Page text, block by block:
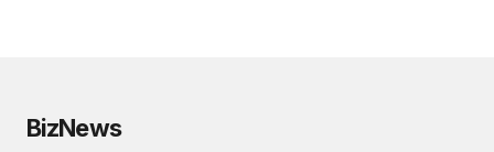
BizNews